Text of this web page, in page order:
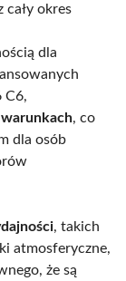
cały okres
dla
C6,
, co
dla osób
, takich
atmosferyczne,
że są